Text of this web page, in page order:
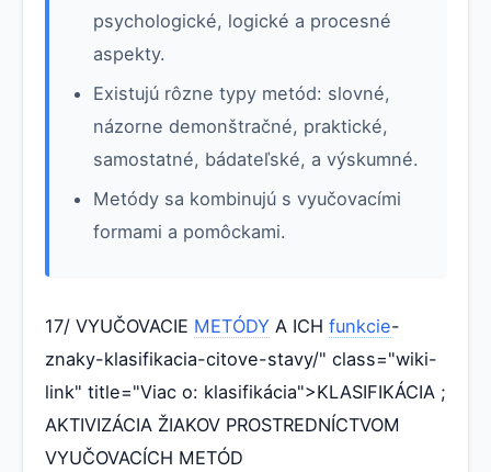
psychologické, logické a procesné
aspekty.
Existujú rôzne typy metód: slovné,
názorne demonštračné, praktické,
samostatné, bádateľské, a výskumné.
Metódy sa kombinujú s vyučovacími
formami a pomôckami.
17/ VYUČOVACIE METÓDY A ICH funkcie-
znaky-klasifikacia-citove-stavy/" class="wiki-
link" title="Viac o: klasifikácia">KLASIFIKÁCIA ;
AKTIVIZÁCIA ŽIAKOV PROSTREDNÍCTVOM
VYUČOVACÍCH METÓD